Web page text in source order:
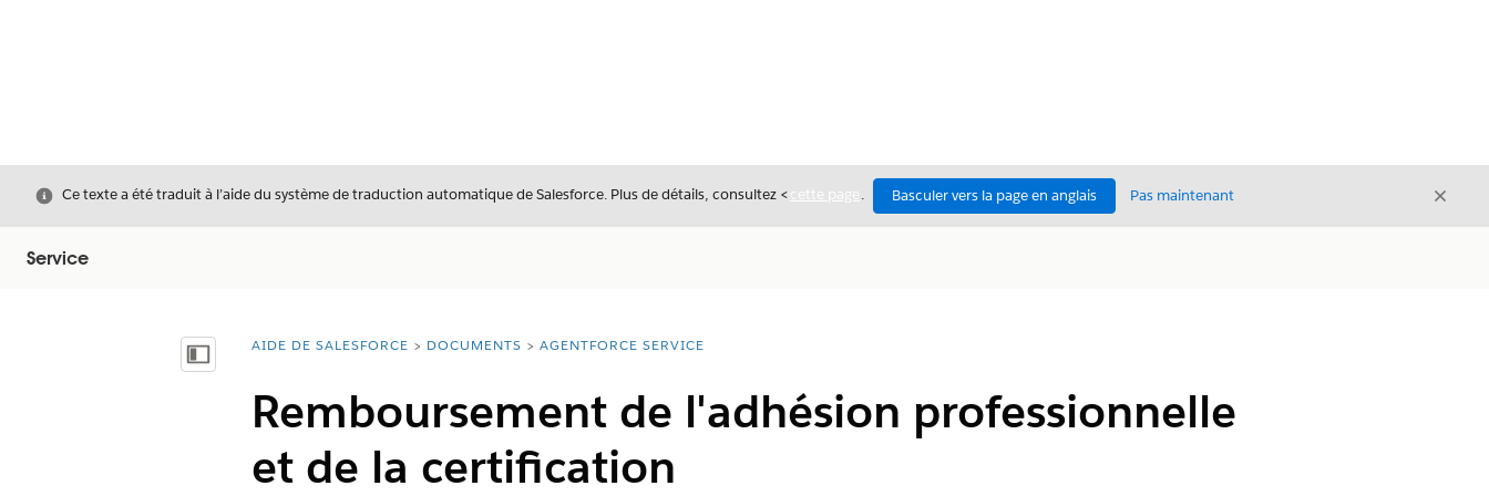
Fermer
Ce texte a été traduit à l’aide du système de traduction automatique de Salesforce. Plus de détails, consultez <cette page . Basculer vers la page en anglais Pas maintenant Fermer
Service
Afficher la table des matières
Vous êtes ici :
AIDE DE SALESFORCE DOCUMENTS AGENTFORCE SERVICE
Remboursement de l'adhésion professionnelle
et de la certification